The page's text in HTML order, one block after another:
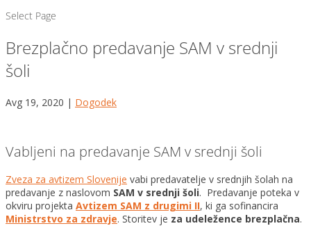
Select Page
Brezplačno predavanje SAM v srednji
šoli
Avg 19, 2020 | Dogodek
Vabljeni na predavanje SAM v srednji šoli
Zveza za avtizem Slovenije vabi predavatelje v srednjih šolah na
predavanje z naslovom SAM v srednji šoli. Predavanje poteka v
okviru projekta Avtizem SAM z drugimi II, ki ga sofinancira
Ministrstvo za zdravje. Storitev je za udeležence brezplačna.